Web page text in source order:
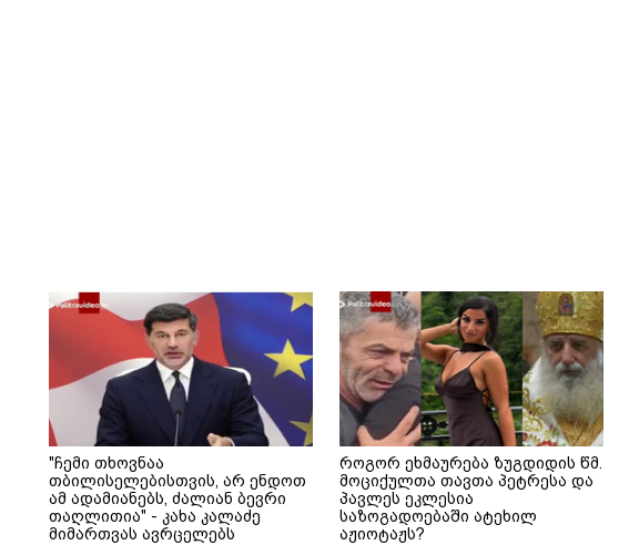
"ჩემი თხოვნაა
თბილისელებისთვის, არ ენდოთ
ამ ადამიანებს, ძალიან ბევრი
თაღლითია" - კახა კალაძე
მიმართვას ავრცელებს
როგორ ეხმაურება ზუგდიდის წმ.
მოციქულთა თავთა პეტრესა და
პავლეს ეკლესია
საზოგადოებაში ატეხილ
აჟიოტაჟს?